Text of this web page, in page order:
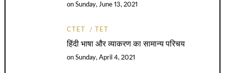
onSunday, June 13, 2021
CTET TET
हिंदी भाषा और व्याकरण का सामान्य परिचय
onSunday, April 4, 2021